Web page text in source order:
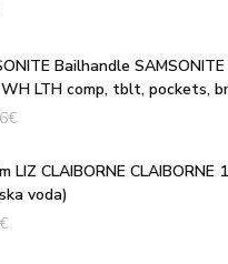
Bailhandle
WH LTH comp, tblt, pockets,
€
LIZ CLAIBORNE CLAIBORNE
voda)
€